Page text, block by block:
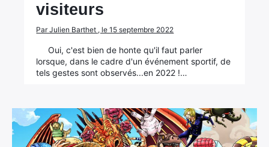
visiteurs
Par Julien Barthet , le 15 septembre 2022
Oui, c'est bien de honte qu'il faut parler
lorsque, dans le cadre d'un événement sportif, de
tels gestes sont observés...en 2022 !…